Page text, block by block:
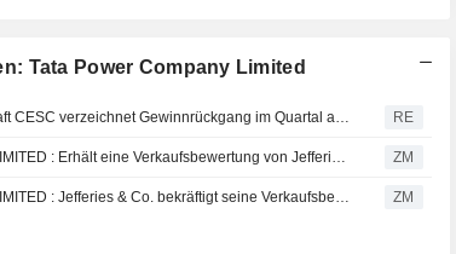
Tata Power Company Limited
RE
ZM
ZM